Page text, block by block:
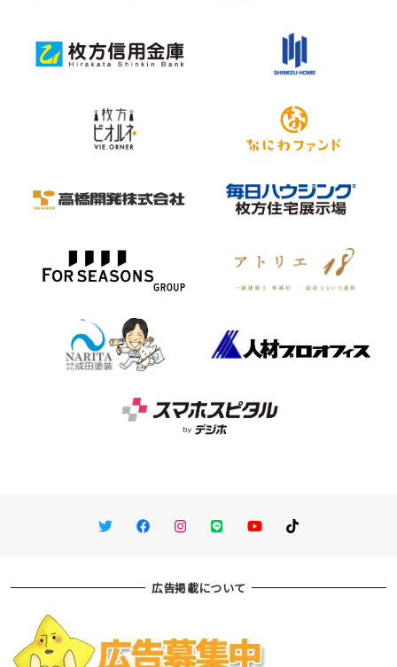
TwitterFacebookInstagram
LINE You TubeTikTok
広告掲載について